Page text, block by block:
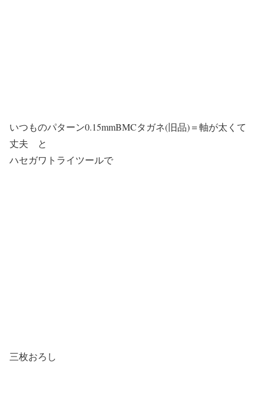
いつものパターン0.15mmBMCタガネ(旧品)＝軸が太くて
丈夫 と
ハセガワトライツールで
三枚おろし